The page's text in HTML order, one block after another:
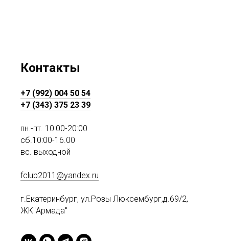
Контакты
+7 (992) 004 50 54
+7 (343) 375 23 39
пн.-пт. 10:00-20:00
сб.10:00-16.00
вс. выходной
fclub2011@yandex.ru
г.Екатеринбург, ул.Розы Люксембург,д.69/2,
ЖК"Армада"